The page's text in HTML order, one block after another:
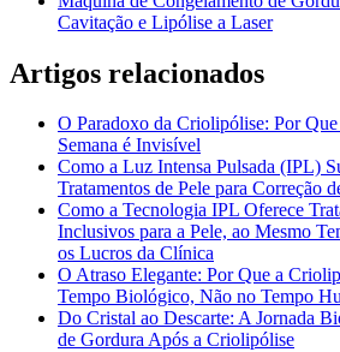
Cavitação e Lipólise a Laser
Artigos relacionados
O Paradoxo da Criolipólise: Por
Semana é Invisível
Como a Luz Intensa Pulsada (IPL)
Tratamentos de Pele para Correção
Como a Tecnologia IPL Oferece
Inclusivos para a Pele, ao Mesmo
os Lucros da Clínica
O Atraso Elegante: Por Que a
Tempo Biológico, Não no Tempo
Do Cristal ao Descarte: A Jornada
de Gordura Após a Criolipólise